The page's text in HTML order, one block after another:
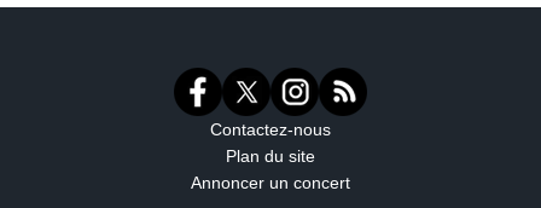
Contactez-nous
Plan du site
Annoncer un concert